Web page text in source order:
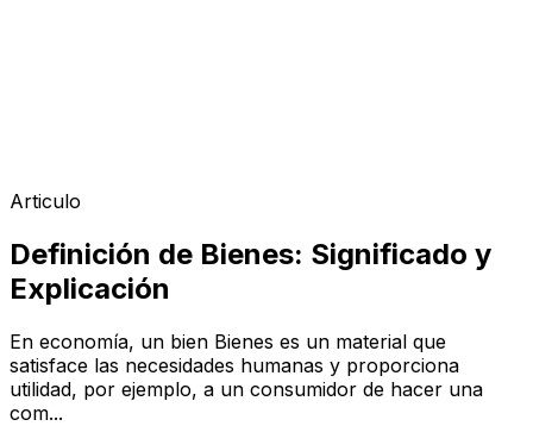
Articulo
Definición de Bienes: Significado y
Explicación
En economía, un bien Bienes es un material que
satisface las necesidades humanas y proporciona
utilidad, por ejemplo, a un consumidor de hacer una
com...